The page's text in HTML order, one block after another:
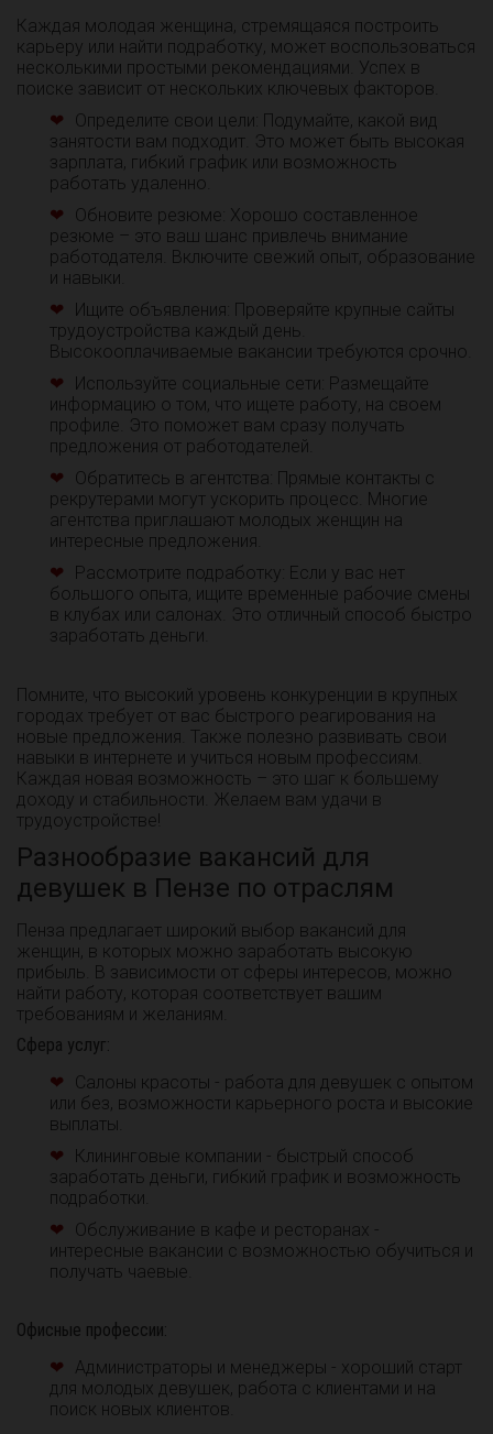
Каждая молодая женщина, стремящаяся построить
карьеру или найти подработку, может воспользоваться
несколькими простыми рекомендациями. Успех в
поиске зависит от нескольких ключевых факторов.
Определите свои цели: Подумайте, какой вид
занятости вам подходит. Это может быть высокая
зарплата, гибкий график или возможность
работать удаленно.
Обновите резюме: Хорошо составленное
резюме – это ваш шанс привлечь внимание
работодателя. Включите свежий опыт, образование
и навыки.
Ищите объявления: Проверяйте крупные сайты
трудоустройства каждый день.
Высокооплачиваемые вакансии требуются срочно.
Используйте социальные сети: Размещайте
информацию о том, что ищете работу, на своем
профиле. Это поможет вам сразу получать
предложения от работодателей.
Обратитесь в агентства: Прямые контакты с
рекрутерами могут ускорить процесс. Многие
агентства приглашают молодых женщин на
интересные предложения.
Рассмотрите подработку: Если у вас нет
большого опыта, ищите временные рабочие смены
в клубах или салонах. Это отличный способ быстро
заработать деньги.
Помните, что высокий уровень конкуренции в крупных
городах требует от вас быстрого реагирования на
новые предложения. Также полезно развивать свои
навыки в интернете и учиться новым профессиям.
Каждая новая возможность – это шаг к большему
доходу и стабильности. Желаем вам удачи в
трудоустройстве!
Разнообразие вакансий для
девушек в Пензе по отраслям
Пенза предлагает широкий выбор вакансий для
женщин, в которых можно заработать высокую
прибыль. В зависимости от сферы интересов, можно
найти работу, которая соответствует вашим
требованиям и желаниям.
Сфера услуг:
Салоны красоты - работа для девушек с опытом
или без, возможности карьерного роста и высокие
выплаты.
Клининговые компании - быстрый способ
заработать деньги, гибкий график и возможность
подработки.
Обслуживание в кафе и ресторанах -
интересные вакансии с возможностью обучиться и
получать чаевые.
Офисные профессии:
Администраторы и менеджеры - хороший старт
для молодых девушек, работа с клиентами и на
поиск новых клиентов.